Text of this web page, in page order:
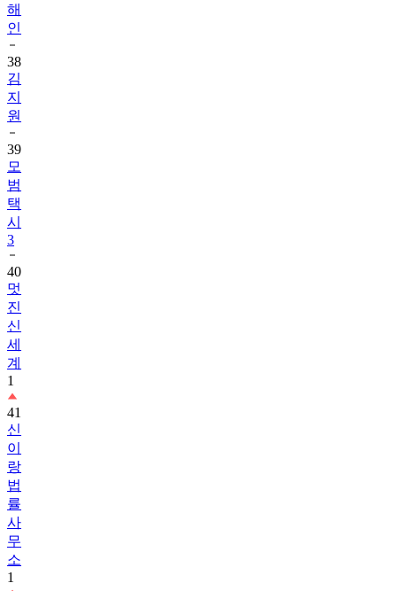
해
인
38
김
지
원
39
모
범
택
시
3
40
멋
진
신
세
계
1
41
신
이
랑
법
률
사
무
소
1